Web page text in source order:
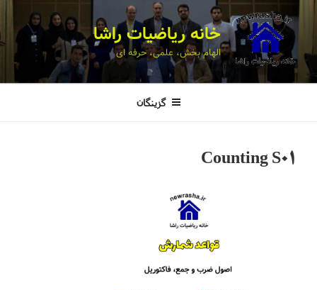
خانه ریاضیات راشا
الهام بخش، علمی، حرفه ای
گزینگان
Counting S01